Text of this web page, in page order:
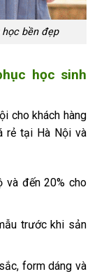
bền đẹp
học sinh
cho khách hàng
rẻ tại Hà Nội và
và đến 20% cho
trước khi sản
form dáng và